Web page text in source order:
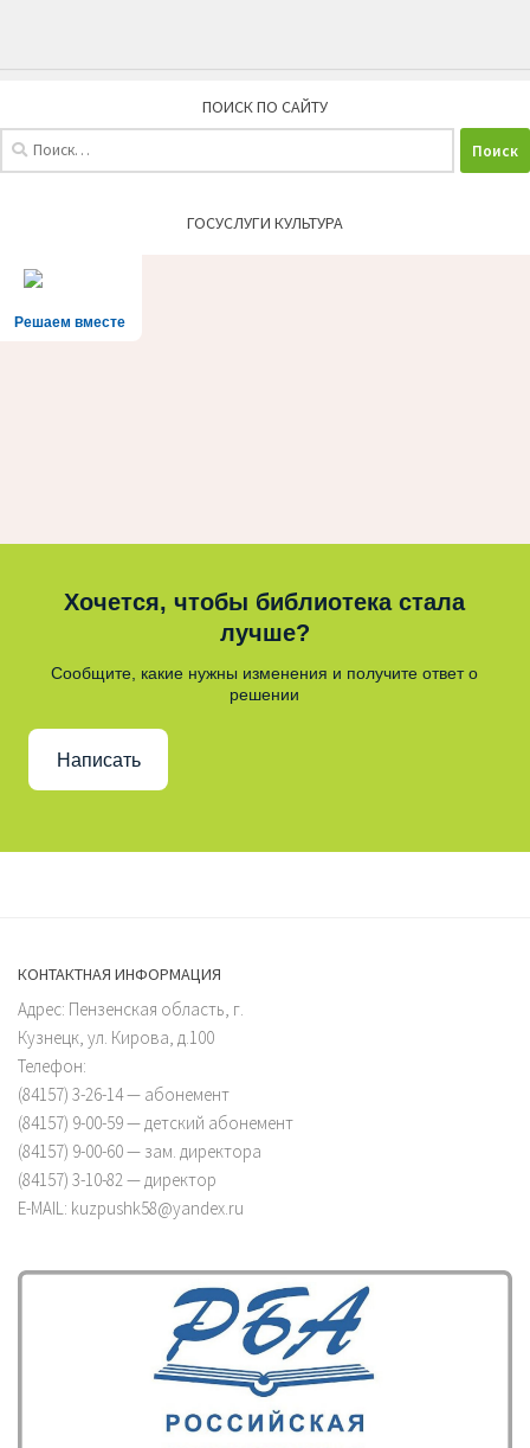
ПОИСК ПО САЙТУ
ГОСУСЛУГИ КУЛЬТУРА
Решаем вместе
Хочется, чтобы библиотека стала
лучше?
Сообщите, какие нужны изменения и получите ответ о
решении
Написать
КОНТАКТНАЯ ИНФОРМАЦИЯ
Адрес: Пензенская область, г.
Кузнецк, ул. Кирова, д.100
Телефон:
(84157) 3-26-14 — абонемент
(84157) 9-00-59 — детский абонемент
(84157) 9-00-60 — зам. директора
(84157) 3-10-82 — директор
E-MAIL: kuzpushk58@yandex.ru